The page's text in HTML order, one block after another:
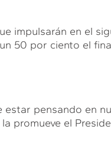
impulsarán en el
50 por ciento el
pensando en
promueve el